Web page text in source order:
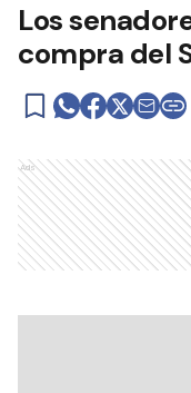
Los
compra del
Ads